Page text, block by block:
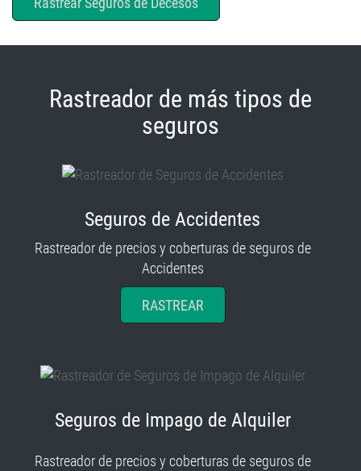
Rastreador de más tipos de
seguros
Seguros de Accidentes
Rastreador de precios y coberturas de seguros de
Accidentes
RASTREAR
Seguros de Impago de Alquiler
Rastreador de precios y coberturas de seguros de